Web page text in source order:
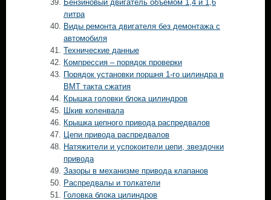
Бензиновый двигатель объемом 1,4 и 1,6
литра
Виды ремонта двигателя без демонтажа с
автомобиля
Технические данные
Компрессия – порядок проверки
Порядок установки поршня 1-го цилиндра в
ВМТ такта сжатия
Крышка головки блока цилиндров
Шкив коленвала
Крышка цепного привода распредвалов
Цепи привода распредвалов
Натяжители и успокоители цепи, звездочки
привода
Зазоры в механизме привода клапанов
Распредвалы и толкатели
Головка блока цилиндров